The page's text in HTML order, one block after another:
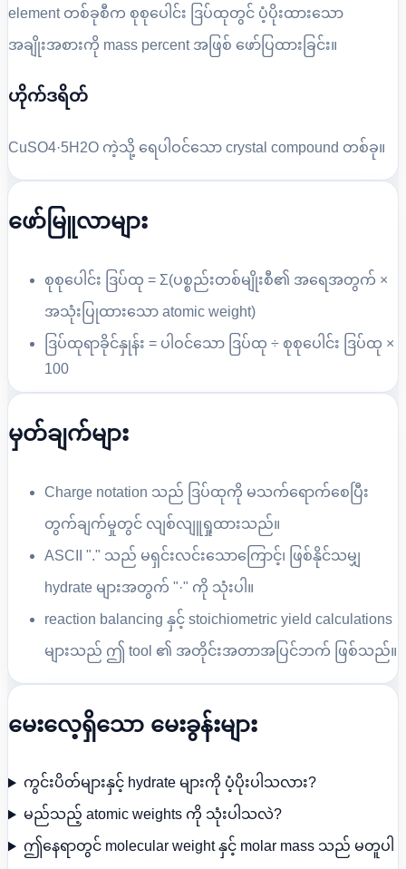
element တစ်ခုစီက စုစုပေါင်း ဒြပ်ထုတွင် ပံ့ပိုးထားသော
အချိုးအစားကို mass percent အဖြစ် ဖော်ပြထားခြင်း။
ဟိုက်ဒရိတ်
CuSO4·5H2O ကဲ့သို့ ရေပါဝင်သော crystal compound တစ်ခု။
ဖော်မြူလာများ
စုစုပေါင်း ဒြပ်ထု = Σ(ပစ္စည်းတစ်မျိုးစီ၏ အရေအတွက် ×
အသုံးပြုထားသော atomic weight)
ဒြပ်ထုရာခိုင်နှုန်း = ပါဝင်သော ဒြပ်ထု ÷ စုစုပေါင်း ဒြပ်ထု ×
100
မှတ်ချက်များ
Charge notation သည် ဒြပ်ထုကို မသက်ရောက်စေပြီး
တွက်ချက်မှုတွင် လျစ်လျူရှုထားသည်။
ASCII "." သည် မရှင်းလင်းသောကြောင့်၊ ဖြစ်နိုင်သမျှ
hydrate များအတွက် "·" ကို သုံးပါ။
reaction balancing နှင့် stoichiometric yield calculations
များသည် ဤ tool ၏ အတိုင်းအတာအပြင်ဘက် ဖြစ်သည်။
မေးလေ့ရှိသော မေးခွန်းများ
ကွင်းပိတ်များနှင့် hydrate များကို ပံ့ပိုးပါသလား?
မည်သည့် atomic weights ကို သုံးပါသလဲ?
ဤနေရာတွင် molecular weight နှင့် molar mass သည် မတူပါ